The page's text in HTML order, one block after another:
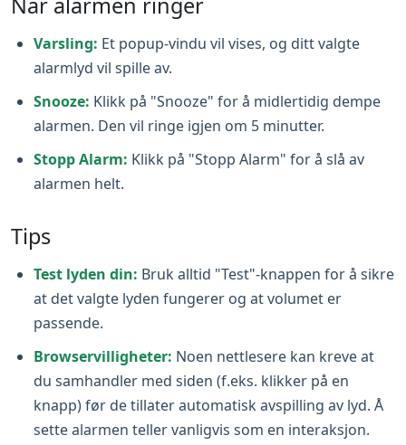
Varsling: Et popup-vindu vil vises, og ditt valgte
alarmlyd vil spille av.
Snooze: Klikk på "Snooze" for å midlertidig dempe
alarmen. Den vil ringe igjen om 5 minutter.
Stopp Alarm: Klikk på "Stopp Alarm" for å slå av
alarmen helt.
Tips
Test lyden din: Bruk alltid "Test"-knappen for å sikre
at det valgte lyden fungerer og at volumet er
passende.
Browservilligheter: Noen nettlesere kan kreve at
du samhandler med siden (f.eks. klikker på en
knapp) før de tillater automatisk avspilling av lyd. Å
sette alarmen teller vanligvis som en interaksjon.